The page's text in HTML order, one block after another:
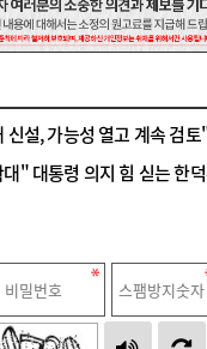
신설, 가능성 열고 계속 검
" 대통령 의지 힘 싣는 한